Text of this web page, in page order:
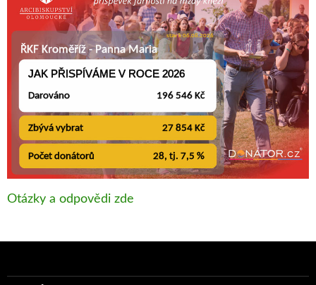
Otázky a odpovědi zde